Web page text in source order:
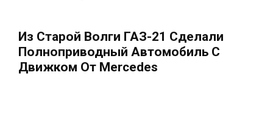
Из Старой Волги ГАЗ-21 Сделали
Полноприводный Автомобиль С
Движком От Mercedes